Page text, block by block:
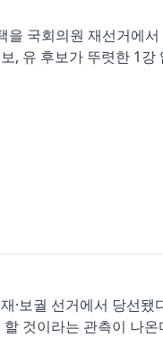
국회의원 재선거에
, 유 후보가 뚜렷한 1강
·보궐 선거에서 당선
것이라는 관측이 나